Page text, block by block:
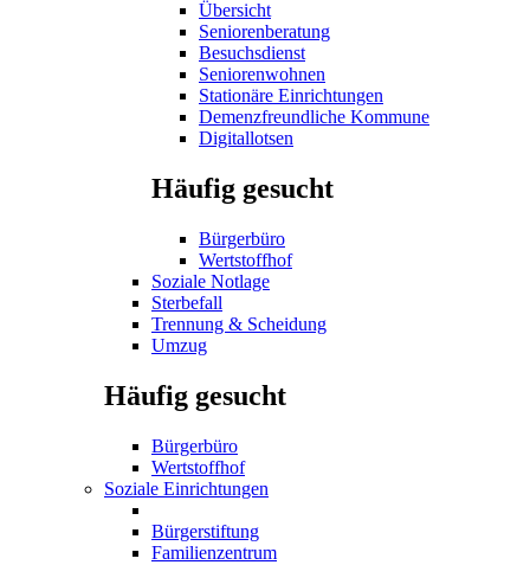
Übersicht
Seniorenberatung
Besuchsdienst
Seniorenwohnen
Stationäre Einrichtungen
Demenzfreundliche Kommune
Digitallotsen
Häufig gesucht
Bürgerbüro
Wertstoffhof
Soziale Notlage
Sterbefall
Trennung & Scheidung
Umzug
Häufig gesucht
Bürgerbüro
Wertstoffhof
Soziale Einrichtungen
Bürgerstiftung
Familienzentrum